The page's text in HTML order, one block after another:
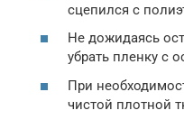
сцепился с
Не дожидаясь
убрать пленку с
При
чистой плотной